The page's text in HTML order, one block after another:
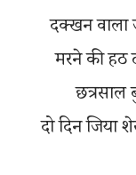
दक्खन वाला
मरने की हठ
छत्रसाल
दो दिन जिया